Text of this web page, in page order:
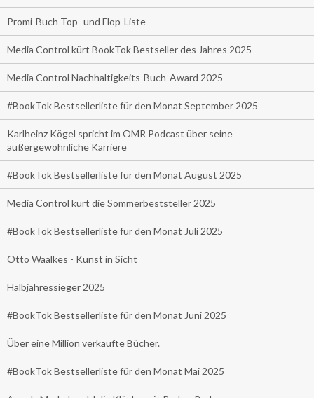
Promi-Buch Top- und Flop-Liste
Media Control kürt BookTok Bestseller des Jahres 2025
Media Control Nachhaltigkeits-Buch-Award 2025
#BookTok Bestsellerliste für den Monat September 2025
Karlheinz Kögel spricht im OMR Podcast über seine
außergewöhnliche Karriere
#BookTok Bestsellerliste für den Monat August 2025
Media Control kürt die Sommerbeststeller 2025
#BookTok Bestsellerliste für den Monat Juli 2025
Otto Waalkes - Kunst in Sicht
Halbjahressieger 2025
#BookTok Bestsellerliste für den Monat Juni 2025
Über eine Million verkaufte Bücher.
#BookTok Bestsellerliste für den Monat Mai 2025